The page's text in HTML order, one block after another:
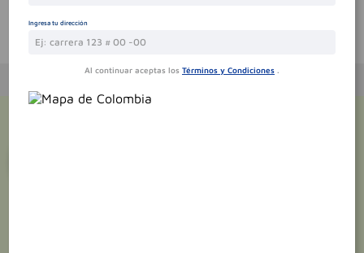
Te puede interesar
Ingresa tu dirección
Al continuar aceptas los Términos y Condiciones .